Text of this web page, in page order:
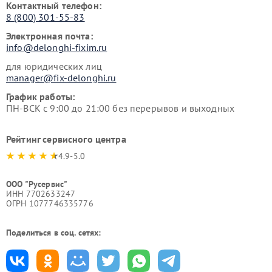
Контактный телефон:
8 (800) 301-55-83
Электронная почта:
info@delonghi-fixim.ru
для юридических лиц
manager@fix-delonghi.ru
График работы:
ПН-ВСК с 9:00 до 21:00 без перерывов и выходных
Рейтинг сервисного центра
4.9-5.0
ООО "Русервис"
ИНН 7702633247
ОГРН 1077746335776
Поделиться в соц. сетях: